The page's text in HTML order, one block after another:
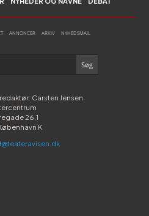
ANNONCER ARKIV NYHEDSMAIL
Carsten Jensen
26,1
K